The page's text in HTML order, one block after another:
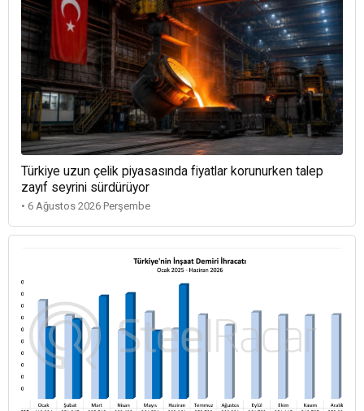
Türkiye uzun çelik piyasasında fiyatlar korunurken talep
zayıf seyrini sürdürüyor
• 6 Ağustos 2026 Perşembe